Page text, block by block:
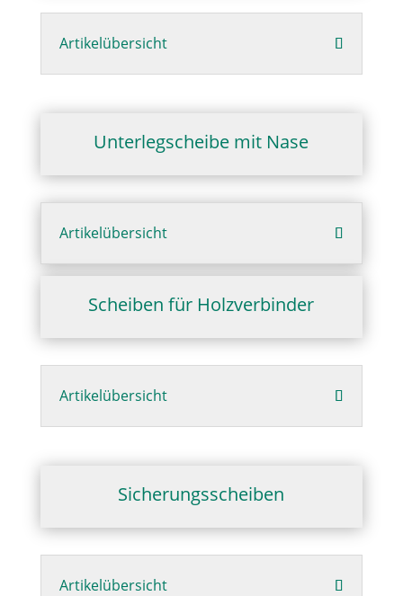
Artikelübersicht
Unterlegscheibe mit Nase
Artikelübersicht
Scheiben für Holzverbinder
Artikelübersicht
Sicherungsscheiben
Artikelübersicht